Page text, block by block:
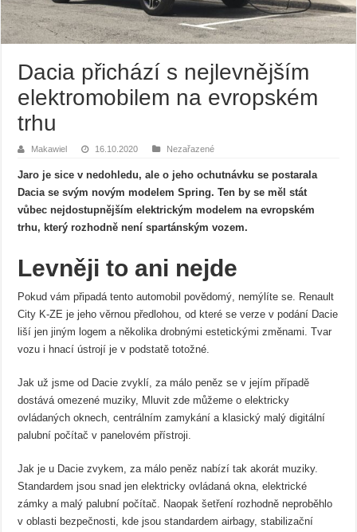
Dacia přichází s nejlevnějším
elektromobilem na evropském
trhu
Makawiel 16.10.2020 Nezařazené
Jaro je sice v nedohledu, ale o jeho ochutnávku se postarala
Dacia se svým novým modelem Spring. Ten by se měl stát
vůbec nejdostupnějším elektrickým modelem na evropském
trhu, který rozhodně není spartánským vozem.
Levněji to ani nejde
Pokud vám připadá tento automobil povědomý, nemýlíte se. Renault
City K-ZE je jeho věrnou předlohou, od které se verze v podání Dacie
liší jen jiným logem a několika drobnými estetickými změnami. Tvar
vozu i hnací ústrojí je v podstatě totožné.
Jak už jsme od Dacie zvyklí, za málo peněz se v jejím případě
dostává omezené muziky, Mluvit zde můžeme o elektricky
ovládaných oknech, centrálním zamykání a klasický malý digitální
palubní počítač v panelovém přístroji.
Jak je u Dacie zvykem, za málo peněz nabízí tak akorát muziky.
Standardem jsou snad jen elektricky ovládaná okna, elektrické
zámky a malý palubní počítač. Naopak šetření rozhodně neproběhlo
v oblasti bezpečnosti, kde jsou standardem airbagy, stabilizační